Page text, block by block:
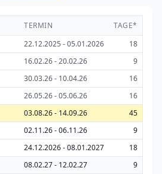
TERMIN
TAGE*
22.12.2025 - 05.01.2026
18
16.02.26 - 20.02.26
9
30.03.26 - 10.04.26
16
26.05.26 - 05.06.26
16
03.08.26 - 14.09.26
45
02.11.26 - 06.11.26
9
24.12.2026 - 08.01.2027
18
08.02.27 - 12.02.27
9